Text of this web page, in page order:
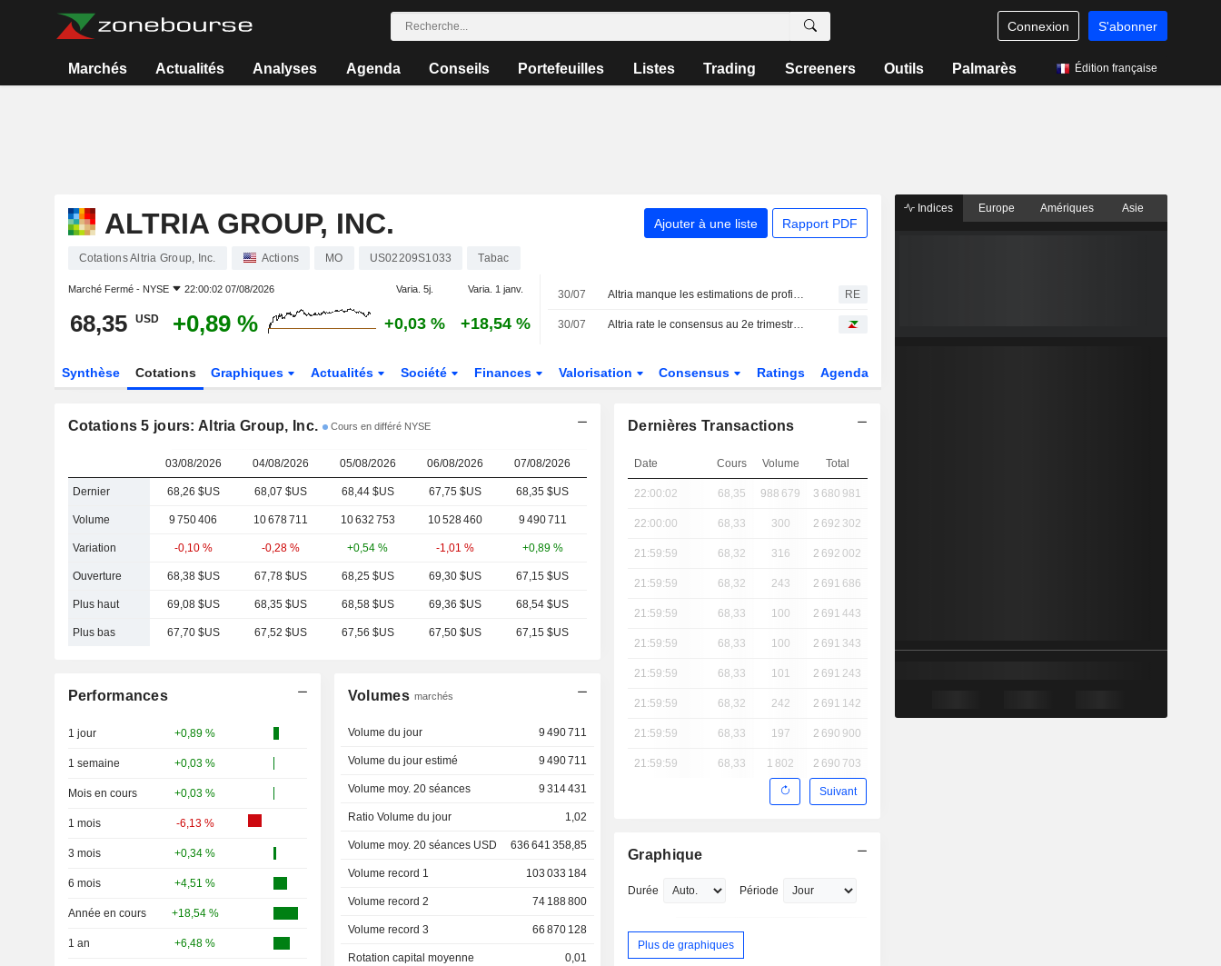
Connexion S'abonner
Marchés Actualités Analyses Agenda Conseils Portefeuilles Listes Trading Screeners Outils Palmarès Édition française
ALTRIA GROUP, INC. Ajouter à une liste Rapport PDF
Cotations Altria Group, Inc. Actions MO US02209S1033 Tabac
Marché Fermé - NYSE 22:00:02 07/08/2026 Varia. 5j. Varia. 1 janv.
68,35 USD +0,89 % +0,03 % +18,54 %
30/07 Altria manque les estimations de profit trimestriel face à l'affaiblissement de la demande de cigarettes premium RE
30/07 Altria rate le consensus au 2e trimestre, le titre trébuche
Synthèse Cotations Graphiques Actualités Société Finances Valorisation Consensus Ratings Agenda
Cotations 5 jours: Altria Group, Inc. Cours en différé NYSE
03/08/2026 04/08/2026 05/08/2026 06/08/2026 07/08/2026
Dernier 68,26 $US 68,07 $US 68,44 $US 67,75 $US 68,35 $US
Volume 9 750 406 10 678 711 10 632 753 10 528 460 9 490 711
Variation -0,10 % -0,28 % +0,54 % -1,01 % +0,89 %
Ouverture 68,38 $US 67,78 $US 68,25 $US 69,30 $US 67,15 $US
Plus haut 69,08 $US 68,35 $US 68,58 $US 69,36 $US 68,54 $US
Plus bas 67,70 $US 67,52 $US 67,56 $US 67,50 $US 67,15 $US
Performances
1 jour +0,89 %
1 semaine +0,03 %
Mois en cours +0,03 %
1 mois -6,13 %
3 mois +0,34 %
6 mois +4,51 %
Année en cours +18,54 %
1 an +6,48 %
Volumes marchés
Volume du jour 9 490 711
Volume du jour estimé 9 490 711
Volume moy. 20 séances 9 314 431
Ratio Volume du jour 1,02
Volume moy. 20 séances USD 636 641 358,85
Volume record 1 103 033 184
Volume record 2 74 188 800
Volume record 3 66 870 128
Rotation capital moyenne 0,01
Dernières Transactions
Date Cours Volume Total
22:00:02 68,35 988 679 3 680 981
22:00:00 68,33 300 2 692 302
21:59:59 68,32 316 2 692 002
21:59:59 68,32 243 2 691 686
21:59:59 68,33 100 2 691 443
21:59:59 68,33 100 2 691 343
21:59:59 68,33 101 2 691 243
21:59:59 68,32 242 2 691 142
21:59:59 68,33 197 2 690 900
21:59:59 68,33 1 802 2 690 703
Suivant
Graphique
Durée Période
Plus de graphiques
Indices Europe Amériques Asie